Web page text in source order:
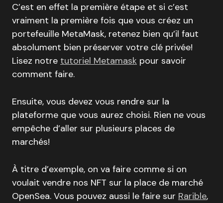
C’est en effet la première étape et si c’est
vraiment la première fois que vous créez un
portefeuille MetaMask, retenez bien qu’il faut
absolument bien préserver votre clé privée!
Lisez notre tutoriel Metamask pour savoir
comment faire.
Ensuite, vous devez vous rendre sur la
plateforme que vous aurez choisi. Rien ne vous
empêche d’aller sur plusieurs places de
marchés!
À titre d’exemple, on va faire comme si on
voulait vendre nos NFT sur la place de marché
OpenSea. Vous pouvez aussi le faire sur Rarible,